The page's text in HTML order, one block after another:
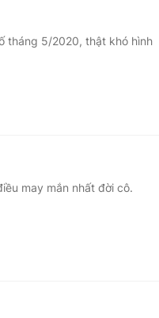
Học trực tuyến
tháng 5/2020, thật khó hình
may mắn nhất đời cô.